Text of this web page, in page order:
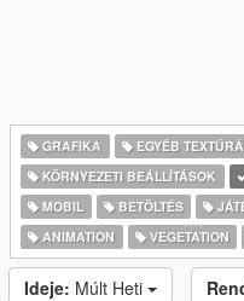
GRAFIKA EGYÉB
KÖRNYEZETI BEÁLLÍTÁSOK
MOBIL
BETÖLTÉS
ANIMATION
VEGETATION
Ideje: Múlt Heti